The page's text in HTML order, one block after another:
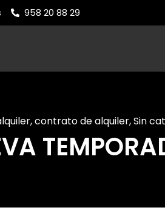
958 20 88 29
,contrato de alquiler,Sin